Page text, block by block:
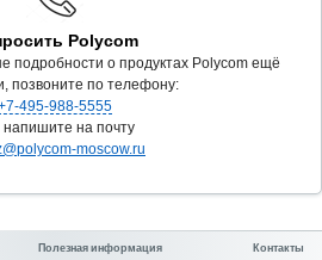
Polycom
подробности о продуктах Polycom ещё
позвоните по телефону:
495-988-5555
напишите на почту
moscow.ru
Полезная информация Контакты